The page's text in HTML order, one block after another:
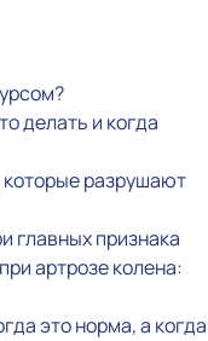
делать и когда
которые разрушают
главных признака
артрозе колена:
это норма, а когда